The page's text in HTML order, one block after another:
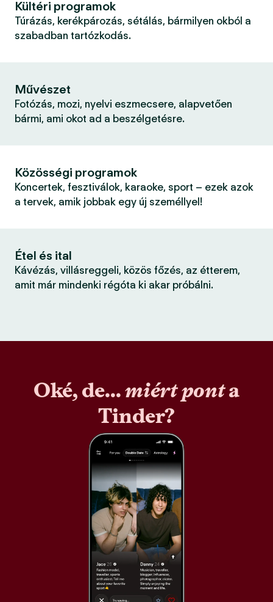
Kültéri programok
Túrázás, kerékpározás, sétálás, bármilyen okból a
szabadban tartózkodás.
Művészet
Fotózás, mozi, nyelvi eszmecsere, alapvetően
bármi, ami okot ad a beszélgetésre.
Közösségi programok
Koncertek, fesztiválok, karaoke, sport – ezek azok
a tervek, amik jobbak egy új személlyel!
Étel és ital
Kávézás, villásreggeli, közös főzés, az étterem,
amit már mindenki régóta ki akar próbálni.
Oké, de...miért ponta
Tinder?